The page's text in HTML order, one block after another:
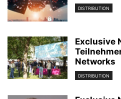
DISTRIBUTION
Exclusive
Networks
DISTRIBUTION